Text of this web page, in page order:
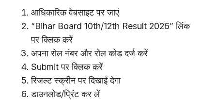
आधिकारिक वेबसाइट पर जाएं
“Bihar Board 10th/12th Result 2026” लिंक
पर क्लिक करें
अपना रोल नंबर और रोल कोड दर्ज करें
Submit पर क्लिक करें
रिजल्ट स्क्रीन पर दिखाई देगा
डाउनलोड/प्रिंट कर लें